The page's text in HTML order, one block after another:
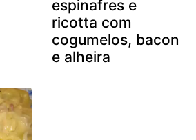
espinafres e
ricotta com
cogumelos, bacon
e alheira